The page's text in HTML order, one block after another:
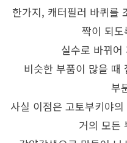
한가지, 캐터필러 바퀴를
짝이 되
실수로 바뀌
비슷한 부품이 많을 때
부
사실 이점은 고토부키야
거의 모든